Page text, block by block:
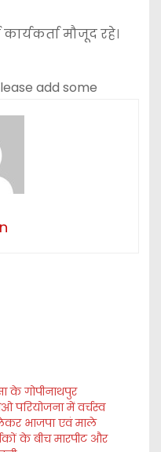
मौजूद रहे।
add some
के गोपीनाथपुर
परियोजना में वर्चस्व
भाजपा एवं माले
के बीच मारपीट और